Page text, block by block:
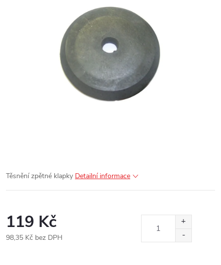
Těsnění zpětné klapky Detailní informace
119 Kč
98,35 Kč bez DPH